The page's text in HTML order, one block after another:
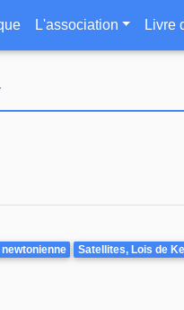
L'association Livre
Satellites, Lois de